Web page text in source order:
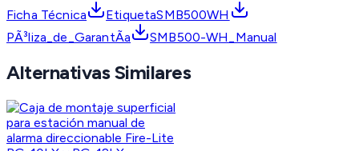
Ficha Técnica
EtiquetaSMB500WH
PÃ³liza_de_GarantÃ­a
SMB500-WH_Manual
Alternativas Similares